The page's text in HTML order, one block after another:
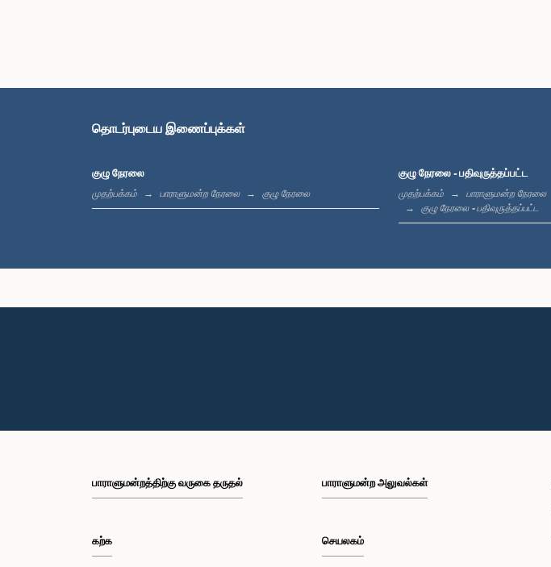
தொடர்புடைய இணைப்புக்கள்
குழு நேரலை
முதற்பக்கம் பாராளுமன்ற நேரலை குழு நேரலை
குழு நேரலை - பதிவுருத்தப்பட்ட
முதற்பக்கம்
பாராளுமன்ற நேரலை
குழு நேரலை - பதிவுருத்தப்பட்ட
பாராளுமன்றத்திற்கு வருகை தருதல்
கற்க
பாராளுமன்ற அலுவல்கள்
செயலகம்